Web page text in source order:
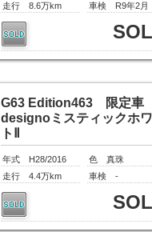
走行 8.6万km
車検 R9年2月
G63 Edition463 限定
designoミスティックホ
トⅡ
年式 H28/2016
走行 4.4万km
色 真珠
車検 -